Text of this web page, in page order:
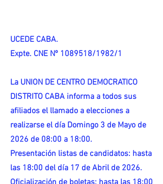
UCEDE CABA.
Expte. CNE Nº 1089518/1982/1
La UNION DE CENTRO DEMOCRATICO
DISTRITO CABA informa a todos sus
afiliados el llamado a elecciones a
realizarse el día Domingo 3 de Mayo de
2026 de 08:00 a 18:00.
Presentación listas de candidatos: hasta
las 18:00 del día 17 de Abril de 2026.